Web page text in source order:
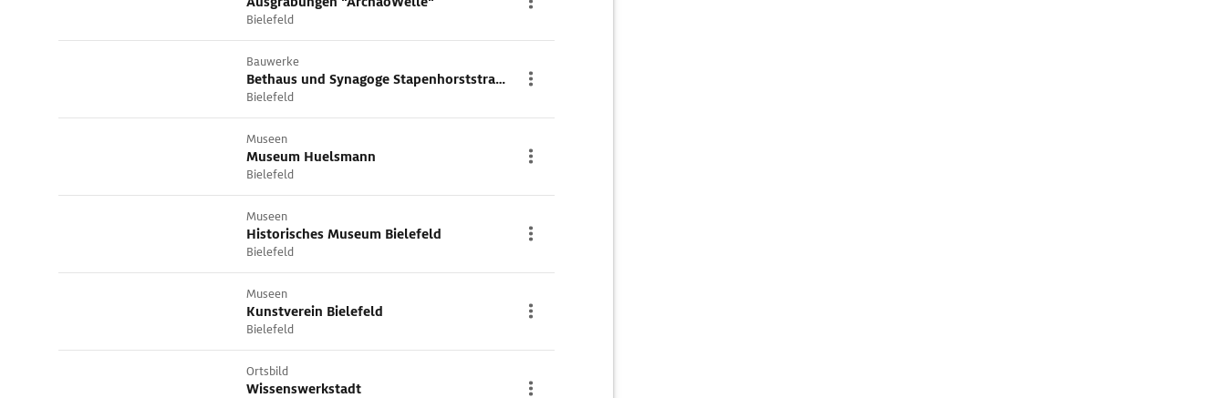
Bielefeld
Bauwerke
Bethaus und Synagoge Stapenhorststraße 36 - Sight Running NRW
Bielefeld
Museen
Museum Huelsmann
Bielefeld
Museen
Historisches Museum Bielefeld
Bielefeld
Museen
Kunstverein Bielefeld
Bielefeld
Ortsbild
Wissenswerkstadt